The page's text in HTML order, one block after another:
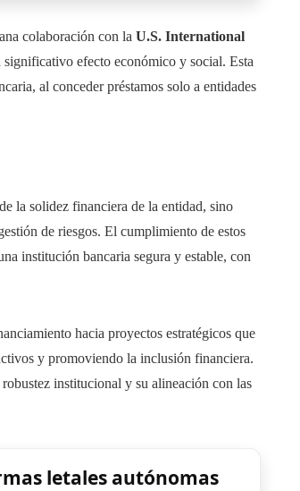
colaboración con la U.S. International
efecto económico y social. Esta
al conceder préstamos solo a entidades
la solidez financiera de la entidad, sino
de riesgos. El cumplimiento de estos
institución bancaria segura y estable, con
hacia proyectos estratégicos que
y promoviendo la inclusión financiera.
institucional y su alineación con las
letales autónomas